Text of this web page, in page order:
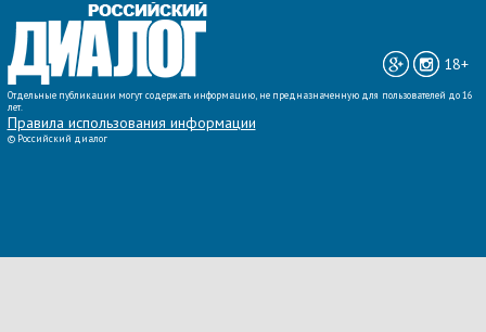
ВСЕ НОВОСТИ »
18+
Отдельные публикации могут содержать информацию, не предназначенную для пользователей до 16
лет.
Правила использования информации
© Российский диалог